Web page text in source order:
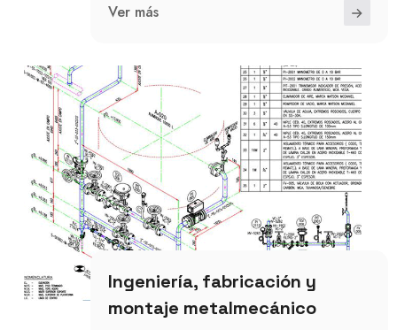
Ver más
Ingeniería, fabricación y
montaje metalmecánico